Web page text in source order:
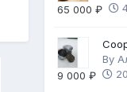
65 000 ₽
9 000 ₽
225/
By